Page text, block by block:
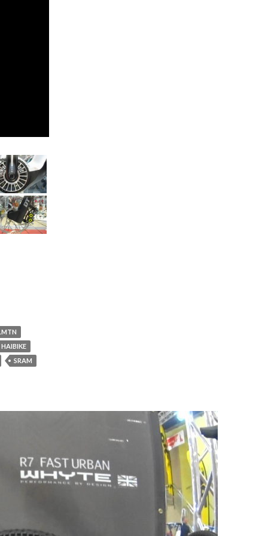
HAIBIKE
SRAM